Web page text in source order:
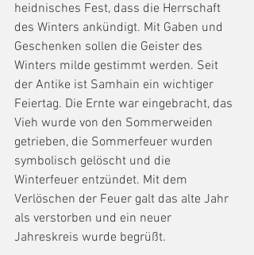
heidnisches Fest, dass die Herrschaft
des Winters ankündigt. Mit Gaben und
Geschenken sollen die Geister des
Winters milde gestimmt werden. Seit
der Antike ist Samhain ein wichtiger
Feiertag. Die Ernte war eingebracht, das
Vieh wurde von den Sommerweiden
getrieben, die Sommerfeuer wurden
symbolisch gelöscht und die
Winterfeuer entzündet. Mit dem
Verlöschen der Feuer galt das alte Jahr
als verstorben und ein neuer
Jahreskreis wurde begrüßt.